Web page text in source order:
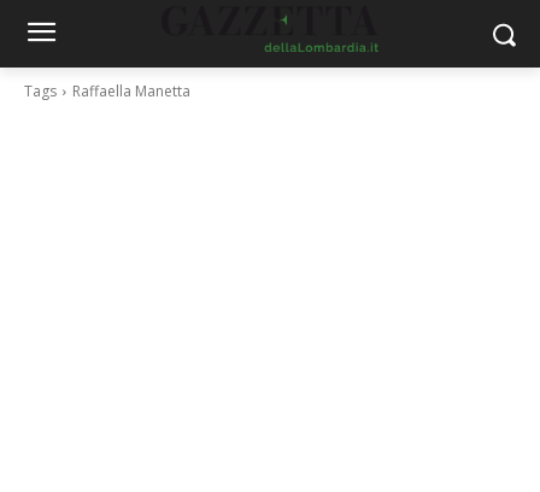
Tags Raffaella Manetta